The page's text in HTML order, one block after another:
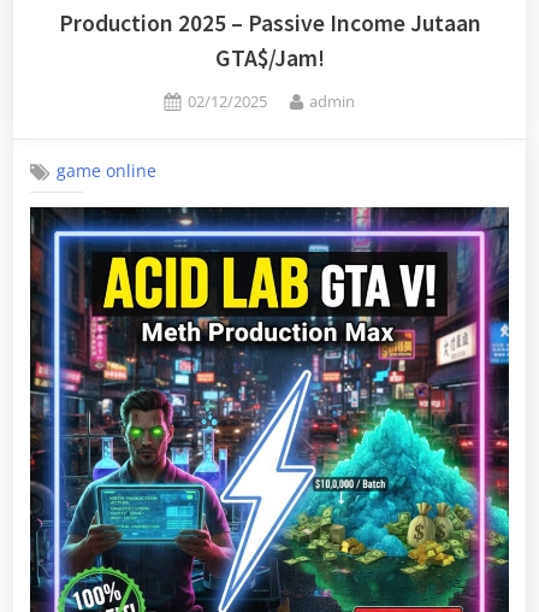
Production 2025 – Passive Income Jutaan
GTA$/Jam!
Posted
02/12/2025 By
admin
game online